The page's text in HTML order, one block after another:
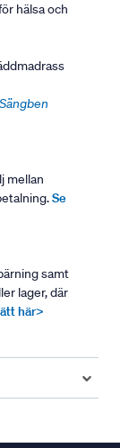
hälsa och
Sängben
mellan
Se
samt
lager, där
här>